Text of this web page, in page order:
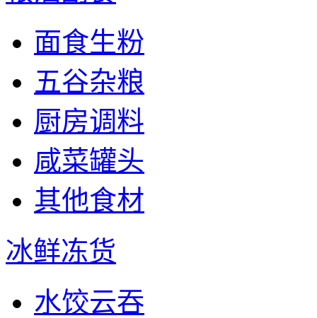
面食生粉
五谷杂粮
厨房调料
咸菜罐头
其他食材
冰鲜冻货
水饺云吞